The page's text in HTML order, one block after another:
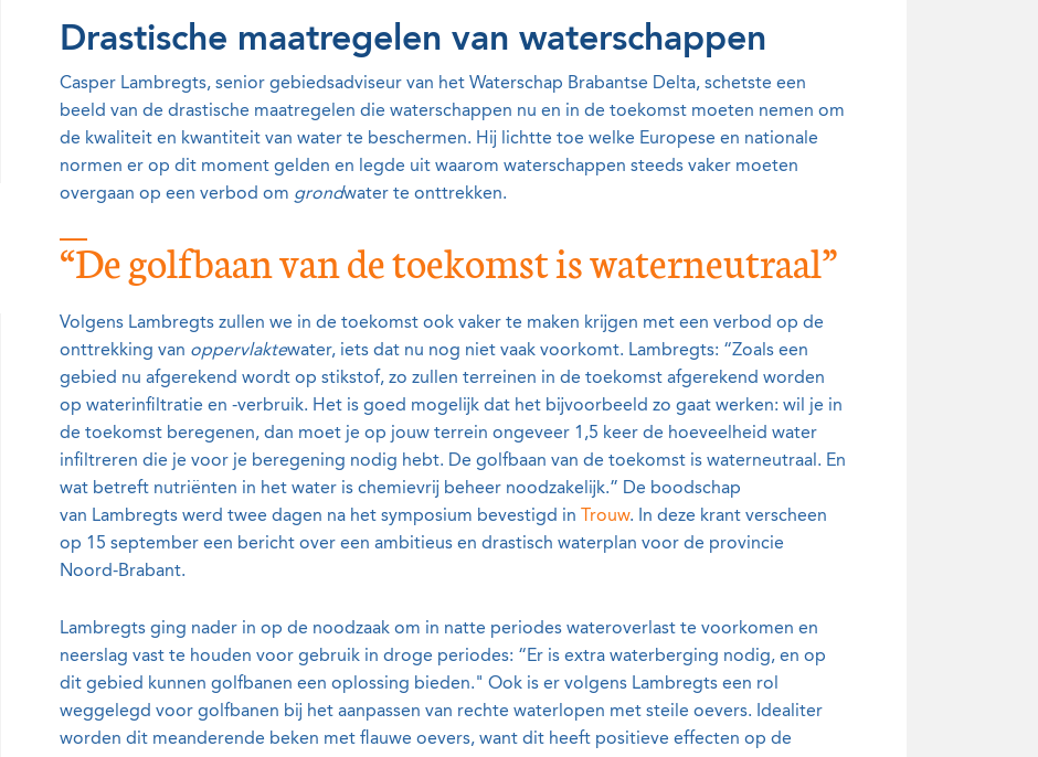
Drastische maatregelen van waterschappen
Casper Lambregts, senior gebiedsadviseur van het Waterschap Brabantse Delta, schetste een
beeld van de drastische maatregelen die waterschappen nu en in de toekomst moeten nemen om
de kwaliteit en kwantiteit van water te beschermen. Hij lichtte toe welke Europese en nationale
normen er op dit moment gelden en legde uit waarom waterschappen steeds vaker moeten
overgaan op een verbod om grondwater te onttrekken.
“De golfbaan van de toekomst is waterneutraal”
Volgens Lambregts zullen we in de toekomst ook vaker te maken krijgen met een verbod op de
onttrekking van oppervlaktewater, iets dat nu nog niet vaak voorkomt. Lambregts: “Zoals een
gebied nu afgerekend wordt op stikstof, zo zullen terreinen in de toekomst afgerekend worden
op waterinfiltratie en -verbruik. Het is goed mogelijk dat het bijvoorbeeld zo gaat werken: wil je in
de toekomst beregenen, dan moet je op jouw terrein ongeveer 1,5 keer de hoeveelheid water
infiltreren die je voor je beregening nodig hebt. De golfbaan van de toekomst is waterneutraal. En
wat betreft nutriënten in het water is chemievrij beheer noodzakelijk.” De boodschap
van Lambregts werd twee dagen na het symposium bevestigd in
Trouw. In deze krant verscheen
op 15 september een bericht over een ambitieus en drastisch waterplan voor de provincie
Noord-Brabant.
Lambregts ging nader in op de noodzaak om in natte periodes wateroverlast te voorkomen en
neerslag vast te houden voor gebruik in droge periodes: “Er is extra waterberging nodig, en op
dit gebied kunnen golfbanen een oplossing bieden." Ook is er volgens Lambregts een rol
weggelegd voor golfbanen bij het aanpassen van rechte waterlopen met steile oevers. Idealiter
worden dit meanderende beken met flauwe oevers, want dit heeft positieve effecten op de